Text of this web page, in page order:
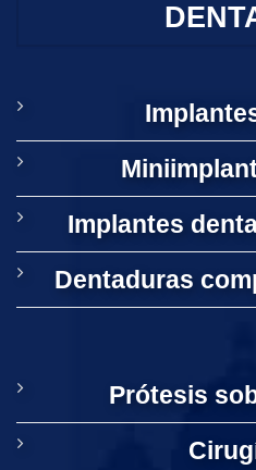
Implantes
Dentaduras
Prótesis